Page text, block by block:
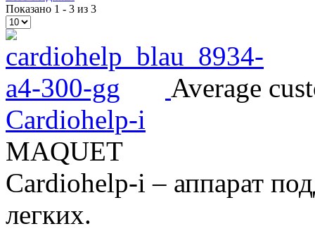
Показано 1 - 3 из 3
Average
Cardiohelp-i
MAQUET
Cardiohelp-i – аппарат
легких.